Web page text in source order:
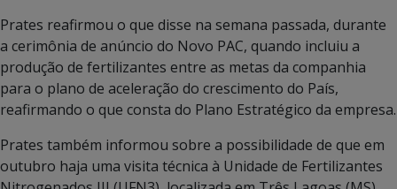
Prates reafirmou o que disse na semana passada, durante
a cerimônia de anúncio do Novo PAC, quando incluiu a
produção de fertilizantes entre as metas da companhia
para o plano de aceleração do crescimento do País,
reafirmando o que consta do Plano Estratégico da empresa.
Prates também informou sobre a possibilidade de que em
outubro haja uma visita técnica à Unidade de Fertilizantes